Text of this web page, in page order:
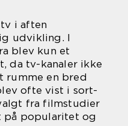
i aften
udvikling. I
blev kun et
da tv-kanaler ikke
rumme en bred
ofte vist i sort-
fra filmstudier
popularitet og